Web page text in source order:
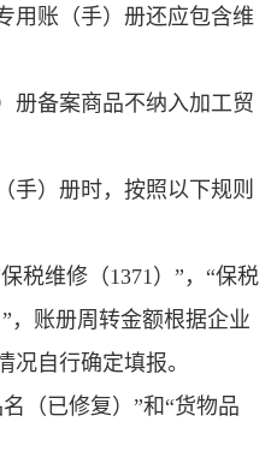
用账（手）册还应包含维
册备案商品不纳入加工贸
手）册时，按照以下规则
税维修（1371）”，“保税
，账册周转金额根据企业
况自行确定填报。
（已修复）”和“货物品